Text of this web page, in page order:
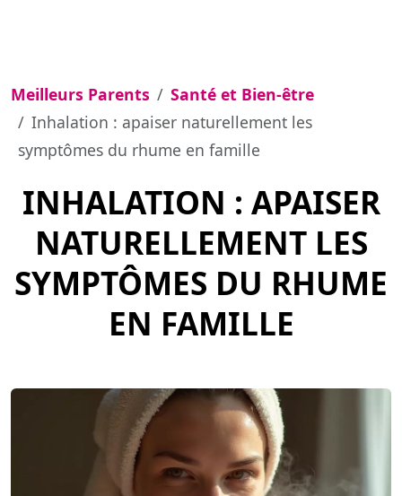
Meilleurs Parents
Santé et Bien-être
Inhalation : apaiser naturellement les
symptômes du rhume en famille
INHALATION : APAISER
NATURELLEMENT LES
SYMPTÔMES DU RHUME
EN FAMILLE